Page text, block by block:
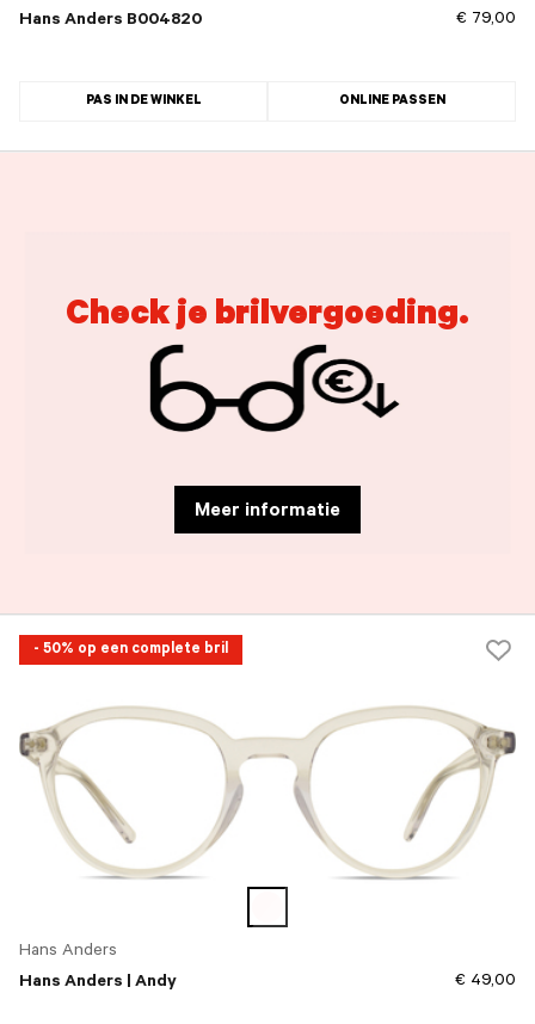
Hans Anders B004820 € 79,00
PAS IN DE WINKEL ONLINE PASSEN
Check je brilvergoeding.
Meer informatie
- 50% op een complete bril
Hans Anders
Hans Anders | Andy
€ 49,00